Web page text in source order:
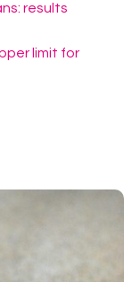
results
limit for